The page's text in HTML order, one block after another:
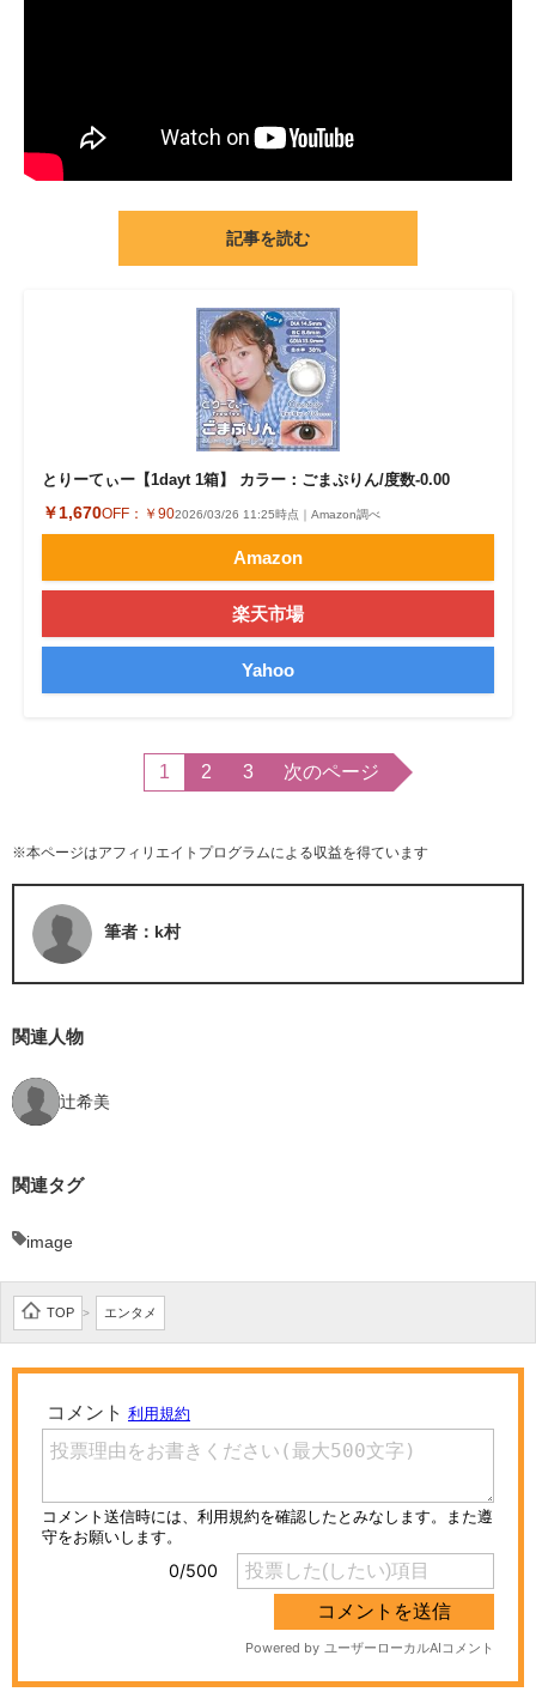
記事を読む
とりーてぃー【1dayt 1箱】 カラー：ごまぷりん/度数-0.00
￥1,670OFF： ￥902026/03/26 11:25時点｜Amazon調べ
Amazon
楽天市場
Yahoo
1 2 3 次のページ
※本ページはアフィリエイトプログラムによる収益を得ています
筆者：k村
関連人物
辻希美
関連タグ
image
TOP > エンタメ